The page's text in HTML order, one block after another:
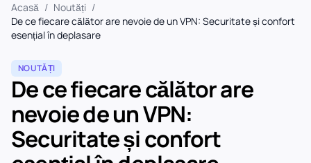
Acasă / Noutăți /
De ce fiecare călător are nevoie de un VPN: Securitate și confort
esențial în deplasare
NOUTĂȚI
De ce fiecare călător are
nevoie de un VPN:
Securitate și confort